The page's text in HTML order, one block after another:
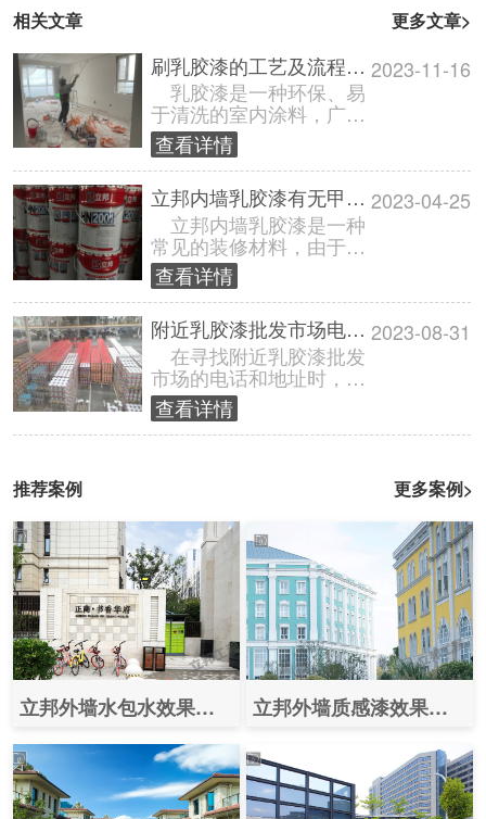
相关文章 更多文章>
刷乳胶漆的工艺及流程【全面介绍】 2023-11-16
乳胶漆是一种环保、易
于清洗的室内涂料，广泛
应用于家居装饰。接下来
将详细介绍刷乳胶漆的工
艺及流程，包......
查看详情
立邦内墙乳胶漆有无甲醛成分? 2023-04-25
立邦内墙乳胶漆是一种
常见的装修材料，由于甲
醛问题备受关注，人们对
于立邦内墙乳胶漆是否含
有甲醛成分也......
查看详情
附近乳胶漆批发市场电话和地址查询 2023-08-31
在寻找附近乳胶漆批发
市场的电话和地址时，以
下是多个省份的市场信
息，供您参考： 陕西
省： - 批......
查看详情
推荐案例 更多案例>
立邦外墙水包水效果图案例之（郑州正商书香华府） 立邦外墙质感漆效果图案例之（华为研发基地）